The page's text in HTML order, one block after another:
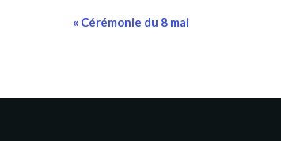
N
v
« Cérémonie du 8 mai